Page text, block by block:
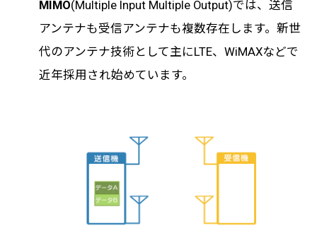
MIMO(Multiple Input Multiple Output)では、送信
アンテナも受信アンテナも複数存在します。新世
代のアンテナ技術として主にLTE、WiMAXなどで
近年採用され始めています。